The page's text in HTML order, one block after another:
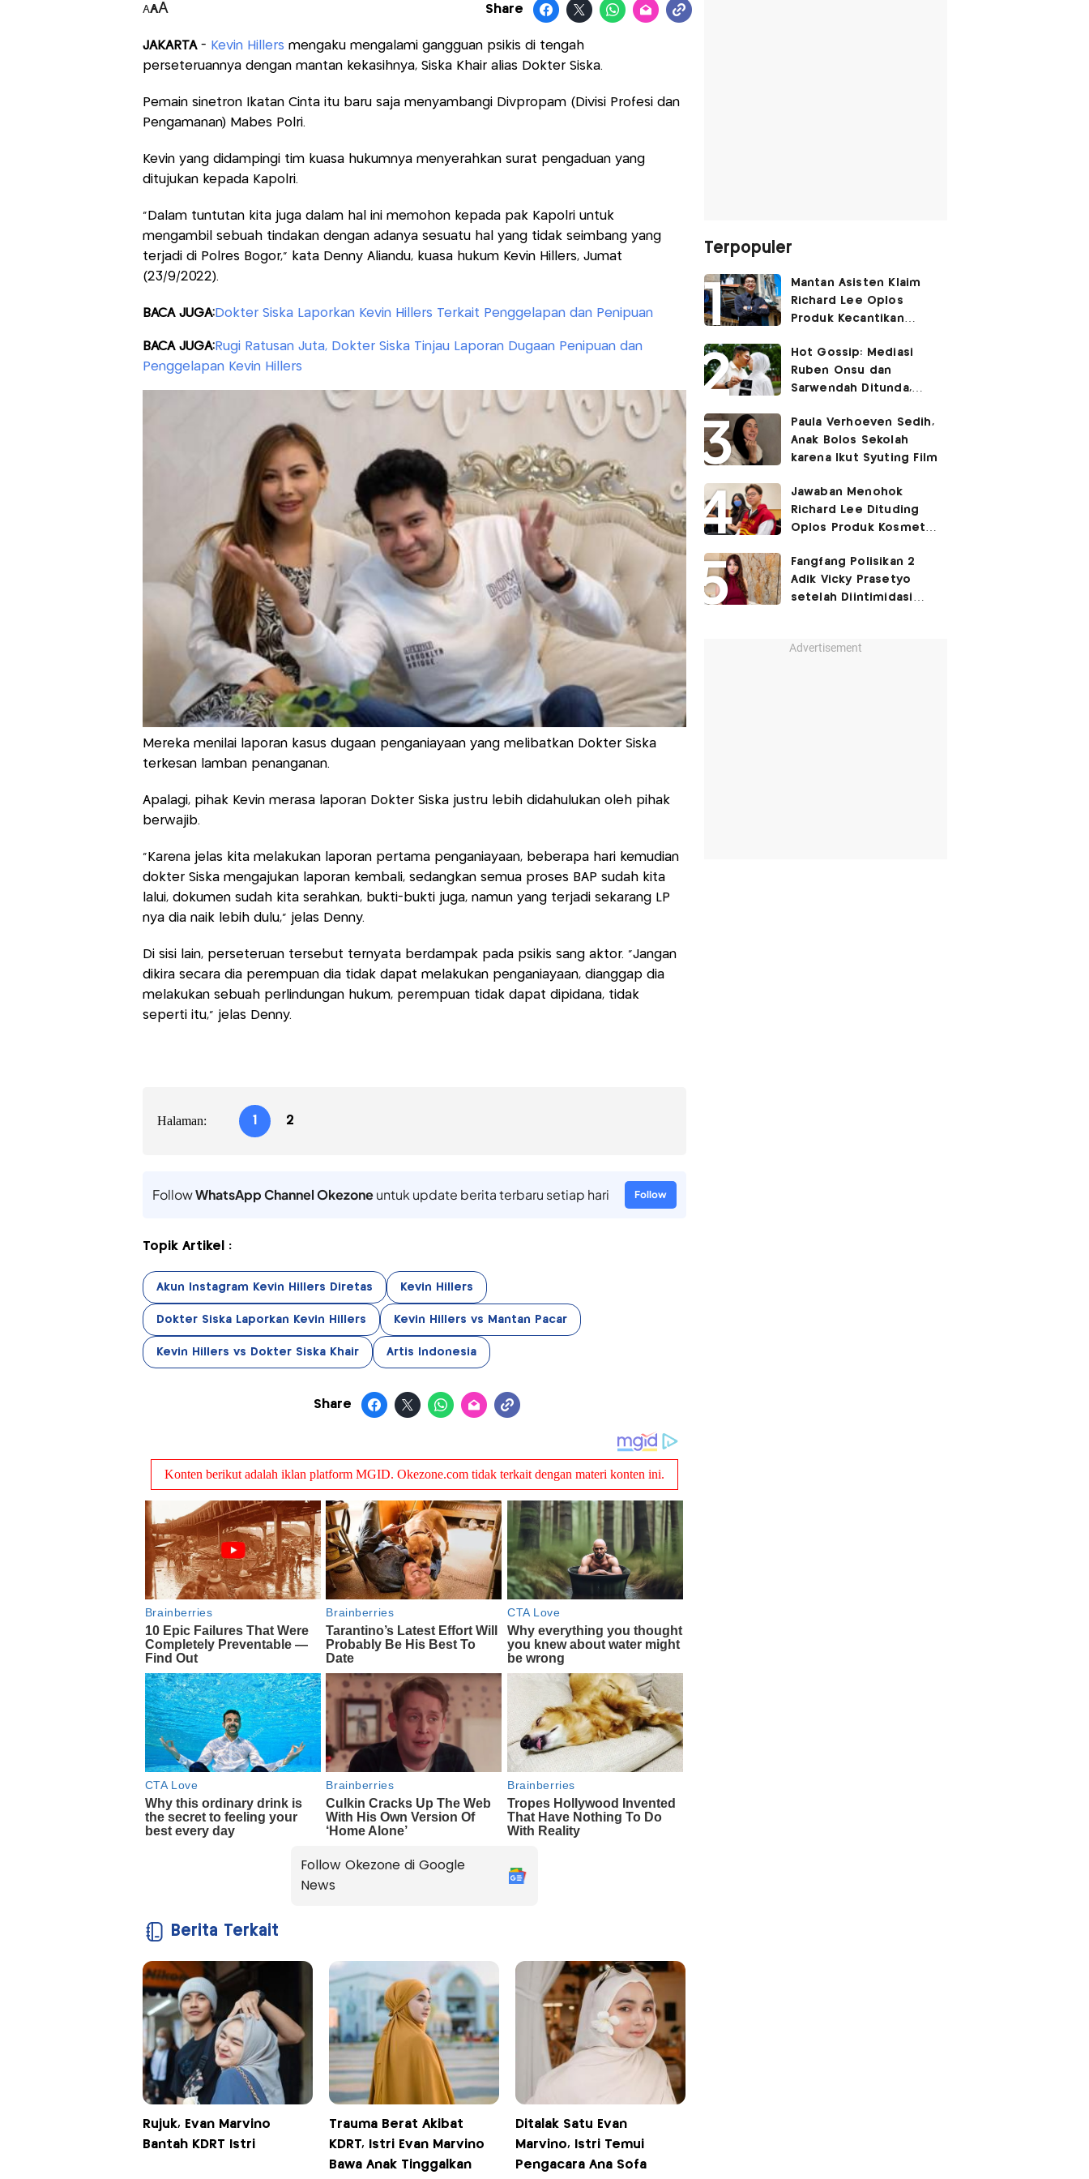
AAA Share
JAKARTA- Kevin Hillers mengaku mengalami gangguan psikis di tengah
perseteruannya dengan mantan kekasihnya, Siska Khair alias Dokter Siska.
Pemain sinetron Ikatan Cinta itu baru saja menyambangi Divpropam (Divisi Profesi dan
Pengamanan) Mabes Polri.
Kevin yang didampingi tim kuasa hukumnya menyerahkan surat pengaduan yang
ditujukan kepada Kapolri.
"Dalam tuntutan kita juga dalam hal ini memohon kepada pak Kapolri untuk
mengambil sebuah tindakan dengan adanya sesuatu hal yang tidak seimbang yang
terjadi di Polres Bogor," kata Denny Aliandu, kuasa hukum Kevin Hillers, Jumat
(23/9/2022).
BACA JUGA:Dokter Siska Laporkan Kevin Hillers Terkait Penggelapan dan Penipuan
BACA JUGA:Rugi Ratusan Juta, Dokter Siska Tinjau Laporan Dugaan Penipuan dan
Penggelapan Kevin Hillers
Mereka menilai laporan kasus dugaan penganiayaan yang melibatkan Dokter Siska
terkesan lamban penanganan.
Apalagi, pihak Kevin merasa laporan Dokter Siska justru lebih didahulukan oleh pihak
berwajib.
"Karena jelas kita melakukan laporan pertama penganiayaan, beberapa hari kemudian
dokter Siska mengajukan laporan kembali, sedangkan semua proses BAP sudah kita
lalui, dokumen sudah kita serahkan, bukti-bukti juga, namun yang terjadi sekarang LP
nya dia naik lebih dulu," jelas Denny.
Di sisi lain, perseteruan tersebut ternyata berdampak pada psikis sang aktor. "Jangan
dikira secara dia perempuan dia tidak dapat melakukan penganiayaan, dianggap dia
melakukan sebuah perlindungan hukum, perempuan tidak dapat dipidana, tidak
seperti itu," jelas Denny.
Halaman: 1 2
FollowWhatsApp Channel Okezoneuntuk update berita terbaru setiap hari Follow
Topik Artikel :
Akun Instagram Kevin Hillers Diretas Kevin Hillers
Dokter Siska Laporkan Kevin Hillers Kevin Hillers vs Mantan Pacar
Kevin Hillers vs Dokter Siska Khair Artis Indonesia
Share
Follow Okezone di Google
News
Berita Terkait
Rujuk, Evan Marvino
Bantah KDRT Istri
Trauma Berat Akibat
KDRT, Istri Evan Marvino
Bawa Anak Tinggalkan
Ditalak Satu Evan
Marvino, Istri Temui
Pengacara Ana Sofa
Terpopuler
Mantan Asisten Klaim
Richard Lee Oplos
Produk Kecantikan
ke Ani-Ani
Hot Gossip: Mediasi
Ruben Onsu dan
Sarwendah Ditunda,
Ketiga
Paula Verhoeven Sedih,
Anak Bolos Sekolah
karena Ikut Syuting Film
Jawaban Menohok
Richard Lee Dituding
Oplos Produk Kosmetik
Fangfang Polisikan 2
Adik Vicky Prasetyo
setelah Diintimidasi
Advertisement